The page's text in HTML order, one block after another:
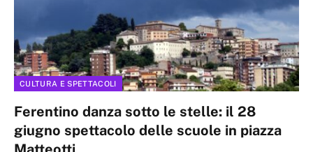
CULTURA E SPETTACOLI
Ferentino danza sotto le stelle: il 28
giugno spettacolo delle scuole in piazza